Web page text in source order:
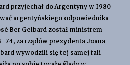
przyjechał do Argentyny w 1930
argentyńskiego odpowiednika
Ber Gelbard został ministrem
za rządów prezydenta Juana
wywodzili się tej samej fali